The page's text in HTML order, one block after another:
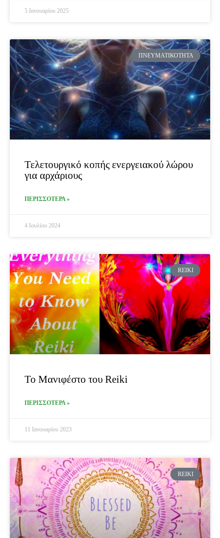
5 Ιανουαρίου 2025
ΠΝΕΥΜΑΤΙΚΌΤΗΤΑ
Τελετουργικό κοπής ενεργειακού λώρου
για αρχάριους
ΠΕΡΙΣΣΟΤΕΡΑ »
4 Ιουλίου 2024
REIKI
Το Μανιφέστο του Reiki
ΠΕΡΙΣΣΟΤΕΡΑ »
11 Ιανουαρίου 2023
REIKI